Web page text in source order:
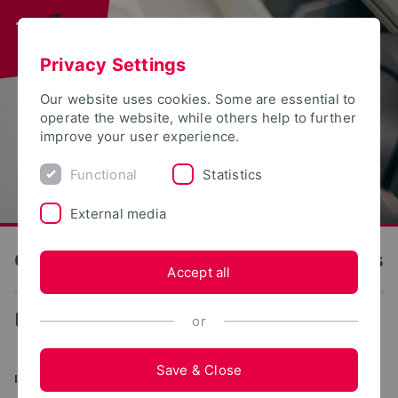
OWL University of Applied Sciences and Arts
... Forschungsfelder
INTERDISZIPLINÄR FORSCHEN - KOMPETENZEN
Privacy Settings
Our website uses cookies. Some are essential to
operate the website, while others help to further
improve your user experience.
Functional Statistics
External media
Accept all
or
Save & Close